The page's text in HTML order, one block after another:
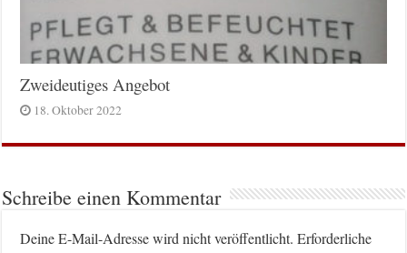
Zweideutiges Angebot
18. Oktober 2022
Schreibe einen Kommentar
Deine E-Mail-Adresse wird nicht veröffentlicht. Erforderliche